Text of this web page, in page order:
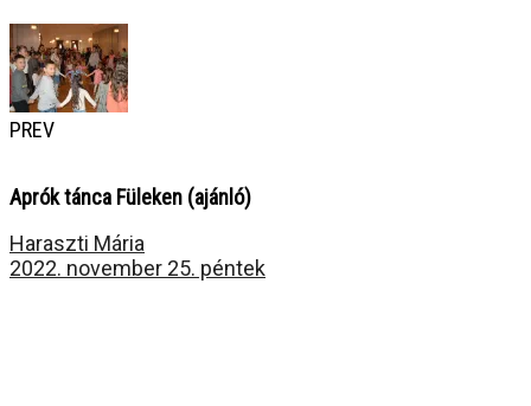
PREV
Aprók tánca Füleken (ajánló)
Haraszti Mária
2022. november 25. péntek